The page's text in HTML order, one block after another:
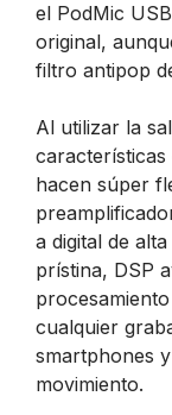
el PodMic
original,
filtro antipop
Al utilizar la
hacen súper
a digital de
prístina, DSP
cualquier
smartphones
movimiento.